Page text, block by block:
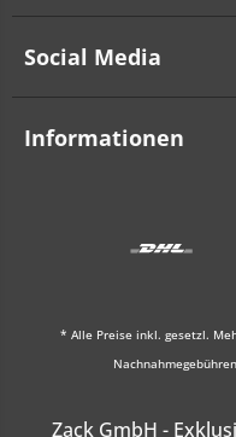
Social Media
Informationen
* Alle Preise inkl. gesetzl.
Zack GmbH -